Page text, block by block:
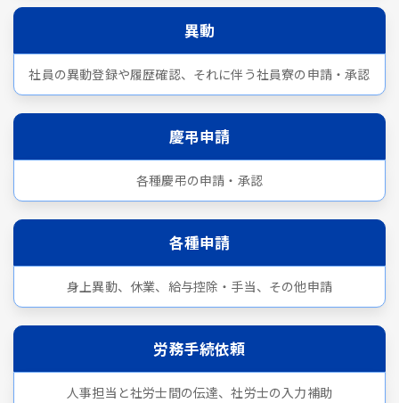
異動
社員の異動登録や履歴確認、それに伴う社員寮の申請・承認
慶弔申請
各種慶弔の申請・承認
各種申請
身上異動、休業、給与控除・手当、その他申請
労務手続依頼
人事担当と社労士間の伝達、社労士の入力補助